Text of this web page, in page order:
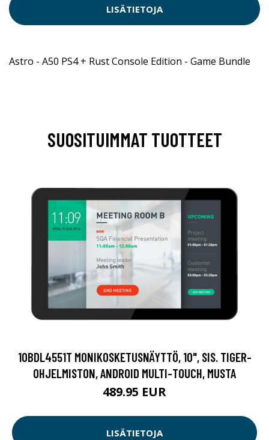
LISÄTIETOJA
Astro - A50 PS4 + Rust Console Edition - Game Bundle
SUOSITUIMMAT TUOTTEET
10BDL4551T MONIKOSKETUSNÄYTTÖ, 10", SIS. TIGER-
OHJELMISTON, ANDROID MULTI-TOUCH, MUSTA
489.95 EUR
LISÄTIETOJA